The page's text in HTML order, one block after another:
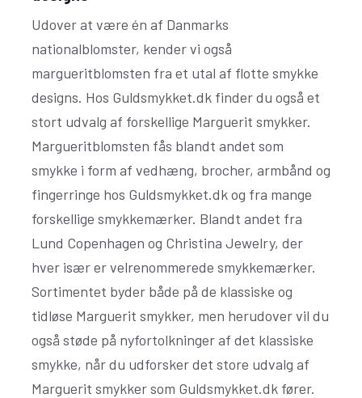
Udover at være én af Danmarks
nationalblomster, kender vi også
margueritblomsten fra et utal af flotte smykke
designs. Hos Guldsmykket.dk finder du også et
stort udvalg af forskellige Marguerit smykker.
Margueritblomsten fås blandt andet som
smykke i form af vedhæng, brocher, armbånd og
fingerringe hos Guldsmykket.dk og fra mange
forskellige smykkemærker. Blandt andet fra
Lund Copenhagen og Christina Jewelry, der
hver især er velrenommerede smykkemærker.
Sortimentet byder både på de klassiske og
tidløse Marguerit smykker, men herudover vil du
også støde på nyfortolkninger af det klassiske
smykke, når du udforsker det store udvalg af
Marguerit smykker som Guldsmykket.dk fører.